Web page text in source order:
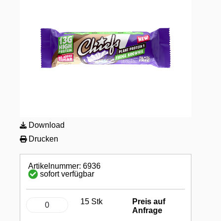
Download
Drucken
Artikelnummer: 6936
sofort verfügbar
15 Stk
Preis auf
Anfrage